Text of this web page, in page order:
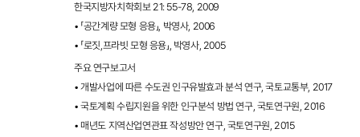
한국지방자치학회보 21: 55-78, 2009
• 「공간계량 모형 응용」, 박영사, 2006
• 「로짓,프라빗 모형 응용」, 박영사, 2005
주요 연구보고서
• 개발사업에 따른 수도권 인구유발효과 분석 연구, 국토교통부, 2017
• 국토계획 수립지원을 위한 인구분석 방법 연구, 국토연구원, 2016
• 매년도 지역산업연관표 작성방안 연구, 국토연구원, 2015